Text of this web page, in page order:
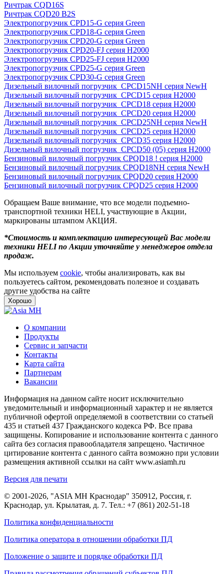
Ричтрак CQD16S
Ричтрак CQD20 B2S
Электропогрузчик CPD15-G серия Green
Электропогрузчик CPD18-G серия Green
Электропогрузчик CPD20-G серия Green
Электропогрузчик CPD20-FJ серия H2000
Электропогрузчик CPD25-FJ серия H2000
Электропогрузчик CPD25-G серия Green
Электропогрузчик CPD30-G серия Green
Дизельный вилочный погрузчик CPCD15NH серия NewH
Дизельный вилочный погрузчик CPCD15 серия H2000
Дизельный вилочный погрузчик CPCD18 серия H2000
Дизельный вилочный погрузчик CPCD20 серия H2000
Дизельный вилочный погрузчик CPCD25NH серия NewH
Дизельный вилочный погрузчик CPCD25 серия H2000
Дизельный вилочный погрузчик CPCD35 серия H2000
Дизельный вилочный погрузчик CPCD50 (05) серия H2000
Бензиновый вилочный погрузчик CPQD18 ! серия H2000
Бензиновый вилочный погрузчик CPQD18NH серия NewH
Бензиновый вилочный погрузчик CPQD20 серия H2000
Бензиновый вилочный погрузчик CPQD25 серия H2000
Обращаем Ваше внимание, что все модели подъемно-
транспортной техники HELI, участвующие в Акции,
маркированы штампом АКЦИЯ.
*Стоимость и комплектацию интересующей Вас модели
техники HELI по Акции уточняйте у менеджеров отдела
продаж.
Мы используем cookie, чтобы анализировать, как вы
пользуетесь сайтом, рекомендовать полезное и создавать
другие удобства на сайте
Хорошо
О компании
Продукты
Сервис и запчасти
Контакты
Карта сайта
Партнерам
Вакансии
Информация на данном сайте носит исключительно
уведомительный и информационный характер и не является
публичной офертой определяемой в соответствии со статьей
435 и статьей 437 Гражданского кодекса РФ. Все права
защищены. Копирование и использование контента с данного
сайта без согласия правообладателя запрещено. Частичное
цитирование контента с данного сайта возможно при условии
размещения активной ссылки на сайт www.asiamh.ru
Версия для печати
© 2001-2026, "ASIA MH Краснодар" 350912, Россия, г.
Краснодар, ул. Крылатая, д. 7. Тел.: +7 (861) 202-51-18
Политика конфиденциальности
Политика оператора в отношении обработки ПД
Положение о защите и порядке обработки ПД